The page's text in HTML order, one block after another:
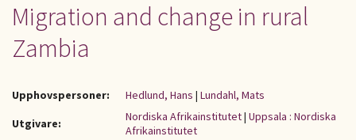
UPPHOVSRÄTT
Migration and change in rural
Zambia
Upphovspersoner: Hedlund, Hans | Lundahl, Mats
Utgivare:
Nordiska Afrikainstitutet| Uppsala : Nordiska
Afrikainstitutet